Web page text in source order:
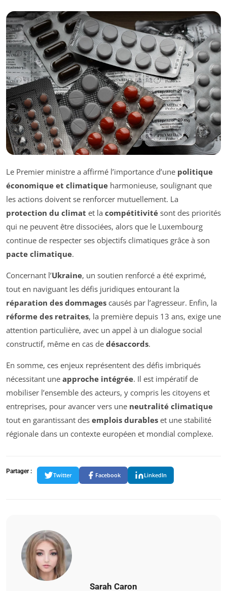
Le Premier ministre a affirmé l’importance d’une politique
économique et climatique harmonieuse, soulignant que
les actions doivent se renforcer mutuellement. La
protection du climat et la compétitivité sont des priorités
qui ne peuvent être dissociées, alors que le Luxembourg
continue de respecter ses objectifs climatiques grâce à son
pacte climatique.
Concernant l’Ukraine, un soutien renforcé a été exprimé,
tout en naviguant les défis juridiques entourant la
réparation des dommages causés par l’agresseur. Enfin, la
réforme des retraites, la première depuis 13 ans, exige une
attention particulière, avec un appel à un dialogue social
constructif, même en cas de désaccords.
En somme, ces enjeux représentent des défis imbriqués
nécessitant une approche intégrée. Il est impératif de
mobiliser l’ensemble des acteurs, y compris les citoyens et
entreprises, pour avancer vers une neutralité climatique
tout en garantissant des emplois durables et une stabilité
régionale dans un contexte européen et mondial complexe.
Partager :
Twitter Facebook LinkedIn
Sarah Caron